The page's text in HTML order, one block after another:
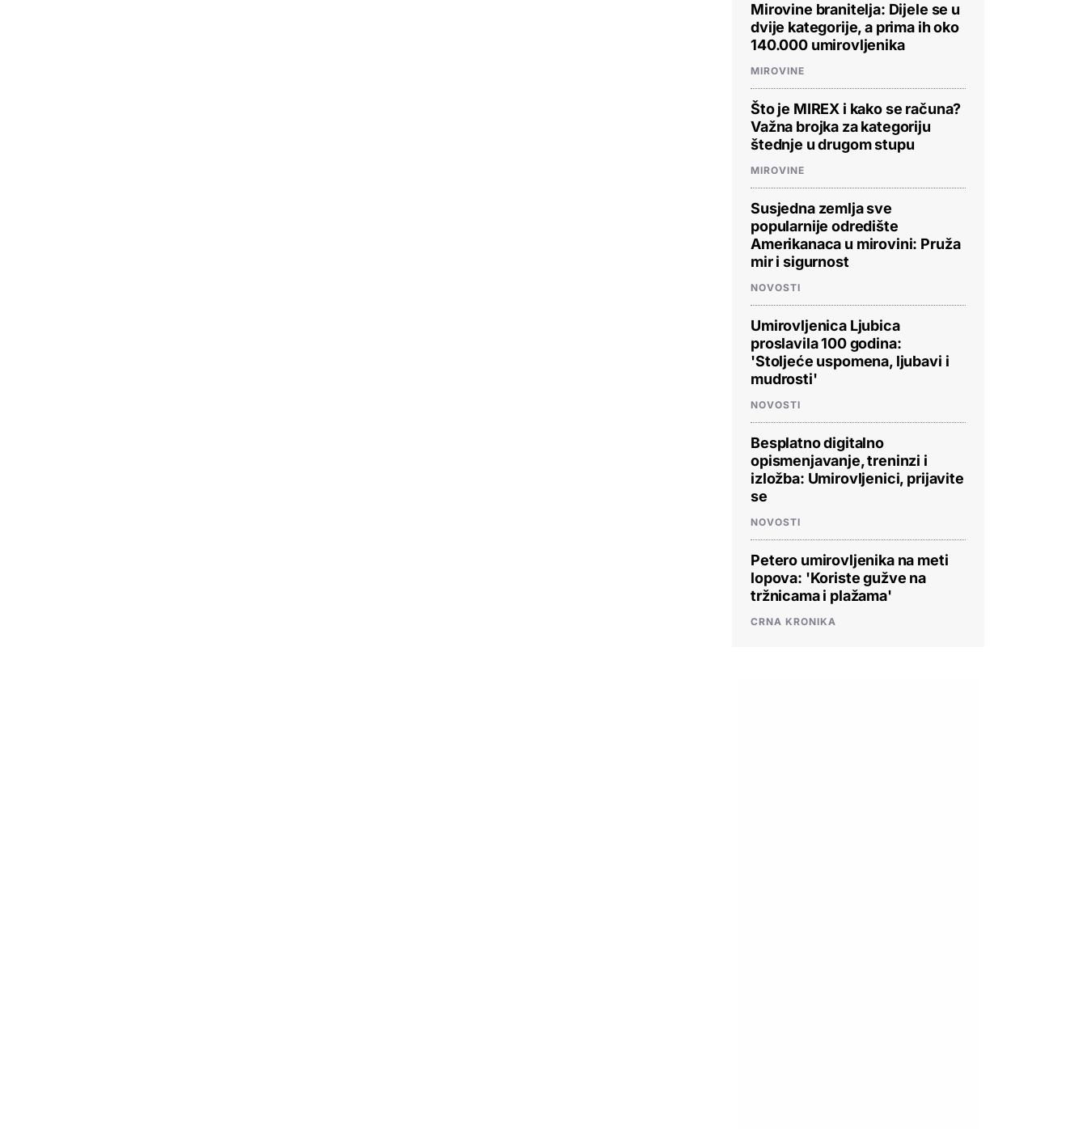
Mirovine branitelja: Dijele se u
dvije kategorije, a prima ih oko
140.000 umirovljenika
MIROVINE
Što je MIREX i kako se računa?
Važna brojka za kategoriju
štednje u drugom stupu
MIROVINE
Susjedna zemlja sve
popularnije odredište
Amerikanaca u mirovini: Pruža
mir i sigurnost
NOVOSTI
Umirovljenica Ljubica
proslavila 100 godina:
'Stoljeće uspomena, ljubavi i
mudrosti'
NOVOSTI
Besplatno digitalno
opismenjavanje, treninzi i
izložba: Umirovljenici, prijavite
se
NOVOSTI
Petero umirovljenika na meti
lopova: 'Koriste gužve na
tržnicama i plažama'
CRNA KRONIKA